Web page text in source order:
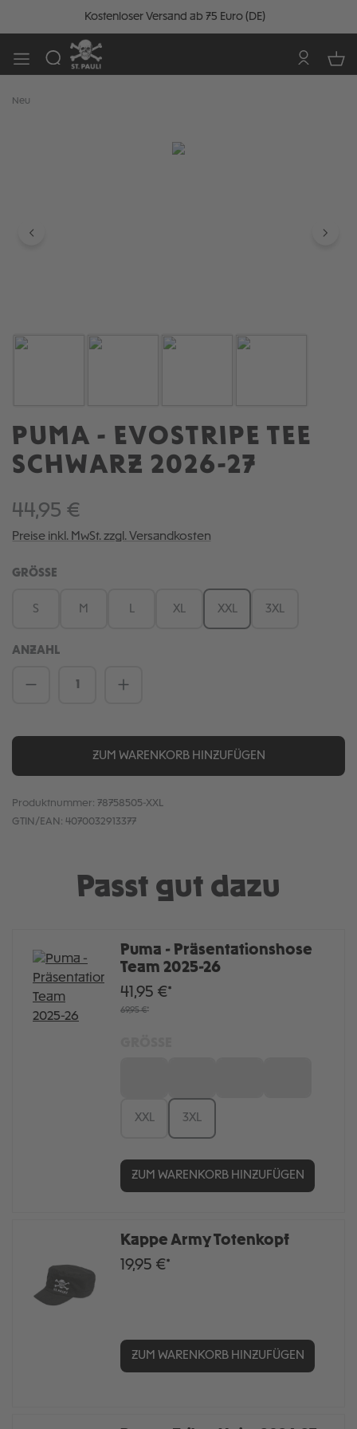
Kostenloser Versand ab 75 Euro (DE)
Neu
PUMA - EVOSTRIPE TEE
SCHWARZ 2026-27
44,95 €
Preise inkl. MwSt. zzgl. Versandkosten
GRÖSSE
S M XL XXL 3XL
ANZAHL
Produkt Anzahl: Gib den gewünschten
ZUM WARENKORB HINZUFÜGEN
Produktnummer: 78758505-XXL
GTIN/EAN: 4070032913377
Passt gut dazu
Puma - Präsentationshose
Team 2025-26
41,95 €*
69,95 €*
XXL 3XL
ZUM WARENKORB HINZUFÜGEN
Kappe Army Totenkopf
19,95 €*
ZUM WARENKORB HINZUFÜGEN